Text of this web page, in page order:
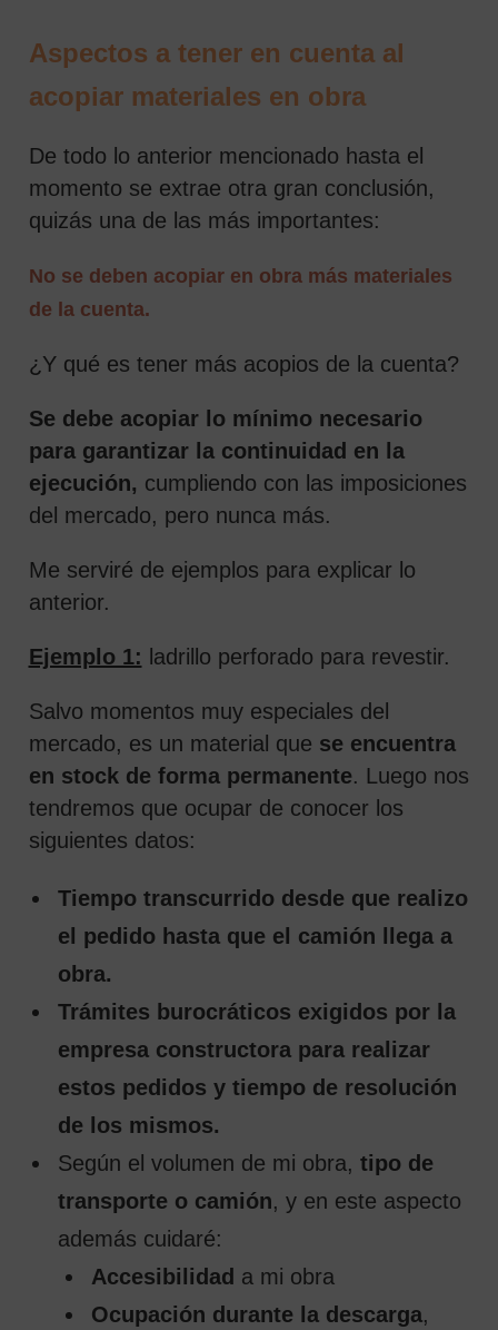
Aspectos a tener en cuenta al
acopiar materiales en obra
De todo lo anterior mencionado hasta el
momento se extrae otra gran conclusión,
quizás una de las más importantes:
No se deben acopiar en obra más materiales
de la cuenta.
¿Y qué es tener más acopios de la cuenta?
Se debe acopiar lo mínimo necesario
para garantizar la continuidad en la
ejecución, cumpliendo con las imposiciones
del mercado, pero nunca más.
Me serviré de ejemplos para explicar lo
anterior.
Ejemplo 1: ladrillo perforado para revestir.
Salvo momentos muy especiales del
mercado, es un material que se encuentra
en stock de forma permanente. Luego nos
tendremos que ocupar de conocer los
siguientes datos:
Tiempo transcurrido desde que realizo
el pedido hasta que el camión llega a
obra.
Trámites burocráticos exigidos por la
empresa constructora para realizar
estos pedidos y tiempo de resolución
de los mismos.
Según el volumen de mi obra, tipo de
transporte o camión, y en este aspecto
además cuidaré:
Accesibilidad a mi obra
Ocupación durante la descarga,